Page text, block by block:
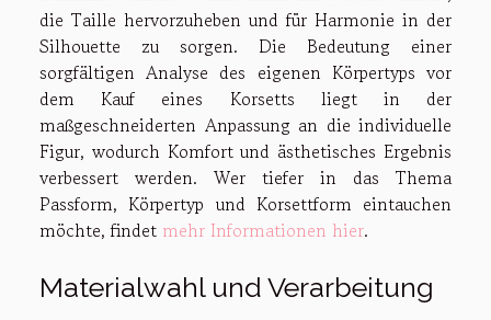
die Taille hervorzuheben und für Harmonie in der
Silhouette zu sorgen. Die Bedeutung einer
sorgfältigen Analyse des eigenen Körpertyps vor
dem Kauf eines Korsetts liegt in der
maßgeschneiderten Anpassung an die individuelle
Figur, wodurch Komfort und ästhetisches Ergebnis
verbessert werden. Wer tiefer in das Thema
Passform, Körpertyp und Korsettform eintauchen
möchte, findet mehr Informationen hier.
Materialwahl und Verarbeitung